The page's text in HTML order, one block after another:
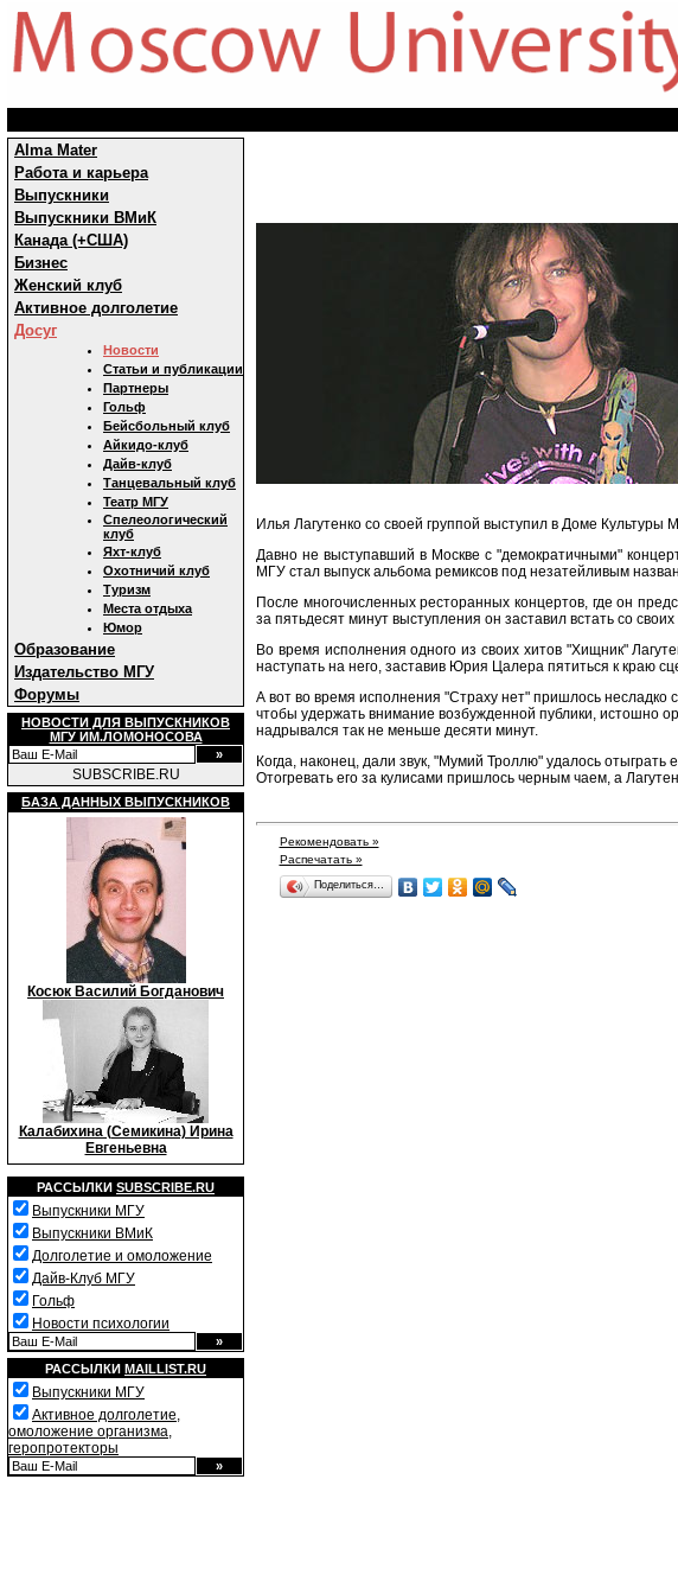
Alma Mater
Работа и карьера
Выпускники
Выпускники ВМиК
Канада (+США)
Бизнес
Женский клуб
Активное долголетие
Досуг
Новости
Статьи и публикации
Партнеры
Гольф
Бейсбольный клуб
Айкидо-клуб
Дайв-клуб
Танцевальный клуб
Театр МГУ
Спелеологический
клуб
Яхт-клуб
Охотничий клуб
Туризм
Места отдыха
Юмор
Образование
Издательство МГУ
Форумы
НОВОСТИ ДЛЯ ВЫПУСКНИКОВ
МГУ ИМ.ЛОМОНОСОВА
SUBSCRIBE.RU
БАЗА ДАННЫХ ВЫПУСКНИКОВ
Косюк Василий Богданович
Калабихина (Семикина) Ирина
Евгеньевна
РАССЫЛКИ SUBSCRIBE.RU
Выпускники МГУ
Выпускники ВМиК
Долголетие и омоложение
Дайв-Клуб МГУ
Гольф
Новости психологии
РАССЫЛКИ MAILLIST.RU
Выпускники МГУ
Активное долголетие,
омоложение организма,
геропротекторы
Илья Лагутенко со своей группой выступил в Доме Культуры
Давно не выступавший в Москве с "демократичными"
МГУ стал выпуск альбома ремиксов под незатейливым
После многочисленных ресторанных концертов, где он
за пятьдесят минут выступления он заставил встать со
Во время исполнения одного из своих хитов "Хищник"
наступать на него, заставив Юрия Цалера пятиться к краю
А вот во время исполнения "Страху нет" пришлось несладко
чтобы удержать внимание возбужденной публики, истошно
надрывался так не меньше десяти минут.
Когда, наконец, дали звук, "Мумий Троллю" удалось отыграть
Отогревать его за кулисами пришлось черным чаем, а
Рекомендовать »
Распечатать »
Поделиться…